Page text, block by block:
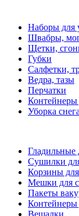
Наборы для
Швабры,
Щетки,
Губки
Салфетки,
Ведра, тазы
Перчатки
Контейнеры
Уборка снега
Гладильные
Сушилки
Корзины
Мешки для
Пакеты
Контейнеры
Вешалки